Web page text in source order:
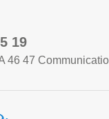
19
46 47